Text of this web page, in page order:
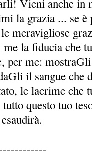
la grazia ... se
meravigliose
la fidu­cia che
per me:
il sangue che
le lacrime che
questo tuo